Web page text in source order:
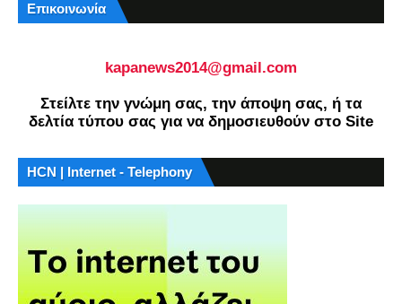
Επικοινωνία
kapanews2014@gmail.com
Στείλτε την γνώμη σας, την άποψη σας, ή τα
δελτία τύπου σας για να δημοσιευθούν στο Site
HCN | Internet - Telephony